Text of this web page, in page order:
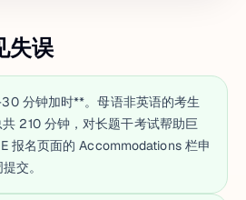
失误
分钟加时**。母语非英语的考生
210 分钟，对长题干考试帮助巨
报名页面的 Accommodations 栏申
交。